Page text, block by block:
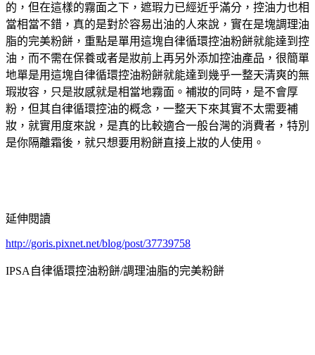
的，但在這樣的霧面之下，遮瑕力已經近乎滿分，控油力也相
當相當不錯，真的是對於容易出油的人來說，實在是塊調理油
脂的完美粉餅，重點是單用這塊自律循環控油粉餅就能達到控
油，而不需在保養或者是妝前上再另外添加控油產品，很簡單
地單是用這塊自律循環控油粉餅就能達到幾乎一整天清爽的無
瑕妝容，只是妝感就是相當地霧面。補妝的同時，是不會厚
粉，但其自律循環控油的概念，一整天下來其實不太需要補
妝，就實用度來說，是真的比較適合一般台灣的消費者，特別
是你隔離霜後，就只想要用粉餅直接上妝的人使用。
延伸閱讀
http://goris.pixnet.net/blog/post/37739758
IPSA自律循環控油粉餅/調理油脂的完美粉餅